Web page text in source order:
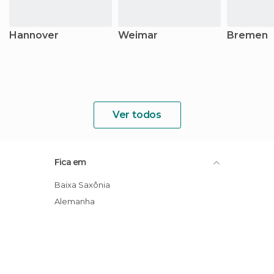
Hannover Weimar Bremen
Ver todos
Fica em
Baixa Saxônia
Alemanha